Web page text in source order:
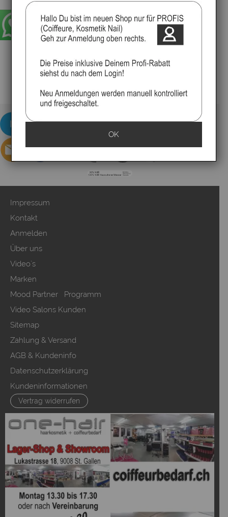
Impressum
Kontakt
Anmelden
Über uns
Video`s
Marken
Mood Partner Programm
Video Salons Kunden
Sitemap
Zahlung & Versand
AGB & Kundeninfo
Datenschutzerklärung
Kundeninformationen
Vertrag widerrufen
OK